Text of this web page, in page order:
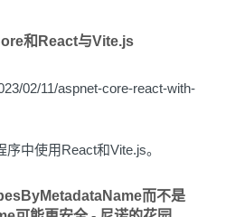
和React与Vite.js
02/11/aspnet-core-react-with-
中使用React和Vite.js。
而不是